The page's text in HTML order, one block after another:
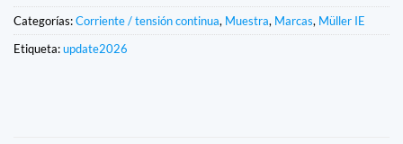
Categorías:Corriente / tensión continua, Muestra, Marcas, Müller IE
Etiqueta:update2026